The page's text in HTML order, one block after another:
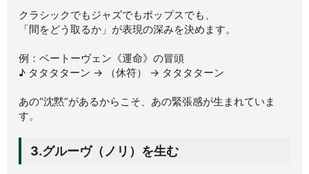
クラシックでもジャズでもポップスでも、
「間をどう取るか」が表現の深みを決めます。
例：ベートーヴェン《運命》の冒頭
♪ タタタターン → （休符） → タタタターン
あの“沈黙”があるからこそ、あの緊張感が生まれていま
す。
3.グルーヴ（ノリ）を生む